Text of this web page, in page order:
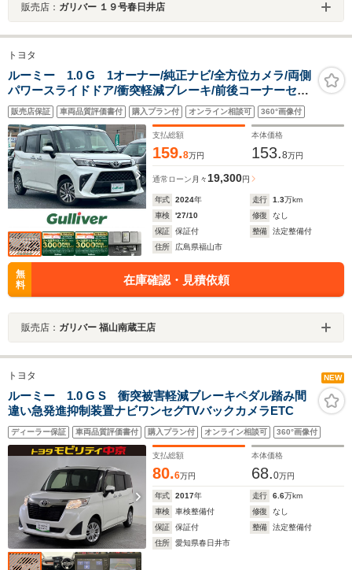
販売店： ガリバー １９号春日井店
トヨタ
ルーミー 1.0 G 1オーナー/純正ナビ/全方位カメラ/両側
パワースライドドア/衝突軽減ブレーキ/前後コーナーセン
サー/前後ドライブレコーダー/ビルトインETC/LEDヘッド
ライト/前席シートヒーター/取扱説明書/保証書
販売店保証 車両品質評価書付 購入プラン付 オンライン相談可 360°画像付
支払総額
159.8万円
本体価格
153.8万円
通常ローン 月々 19,300円
年式 2024年 走行 1.3万km
車検
'27/10 修復
なし
保証
保証付 整備
法定整備付
住所
広島県福山市
無
料
在庫確認・見積依頼
販売店： ガリバー 福山南蔵王店
トヨタ NEW
ルーミー 1.0 G S 衝突被害軽減ブレーキペダル踏み間
違い急発進抑制装置ナビワンセグTVバックカメラETC
ディーラー保証 車両品質評価書付 購入プラン付 オンライン相談可 360°画像付
支払総額
80.6万円
本体価格
68.0万円
年式 2017年 走行 6.6万km
車検
車検整備付 修復
なし
保証
保証付 整備
法定整備付
住所
愛知県春日井市